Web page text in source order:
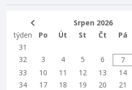
Srpen 2026
týden
Po Út St Čt Pá
31
32
3 4 5 6 7
33
10 11 12 13 14
34
17 18 19 20 21